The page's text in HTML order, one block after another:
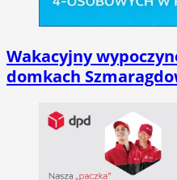
Wakacyjny
domkach